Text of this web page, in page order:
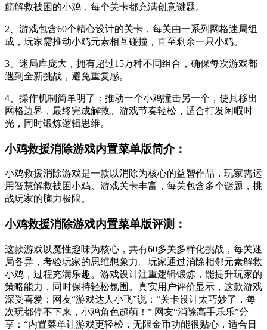
筋解救被困的小鸡，每个关卡都充满创意谜题。
2、游戏包含60个精心设计的关卡，每关由一系列网格迷局组
成，玩家需推动小鸡元素相互碰撞，直至剩余一只小鸡。
3、迷局库庞大，拥有超过15万种不同组合，确保每次游戏都
遇到全新挑战，避免重复感。
4、操作机制简单明了：推动一个小鸡撞击另一个，使其移出
网格边界，最终完成解救。游戏节奏轻松，适合打发闲暇时
光，同时锻炼逻辑思维。
小鸡救援消除游戏内置菜单版简介：
小鸡救援消除游戏是一款以消除为核心的益智作品，玩家需运
用智慧解救被困小鸡。游戏关卡丰富，每关包含多个谜题，挑
战玩家的脑力极限。
小鸡救援消除游戏内置菜单版评测：
这款游戏以魔性趣味为核心，共有60多关多样化挑战，每关迷
局各异，考验玩家的思维想象力。玩家通过消除相邻元素解救
小鸡，过程充满乐趣。游戏设计注重逻辑锻炼，能提升玩家的
策略能力，同时保持轻松氛围。真实用户评价显示，这款游戏
深受喜爱：网友“游戏达人小飞”说：“关卡设计太巧妙了，每
次玩都停不下来，小鸡角色超萌！” 网友“消除高手乐乐”分
享：“内置菜单让游戏更轻松，无限金币功能很贴心，适合日